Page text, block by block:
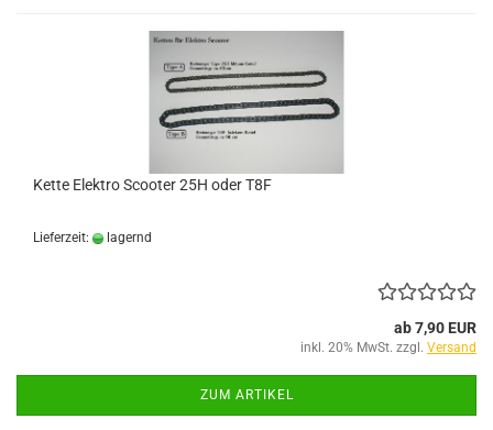
Kette Elektro Scooter 25H oder T8F
Lieferzeit: lagernd
ab 7,90 EUR
inkl. 20% MwSt. zzgl. Versand
ZUM ARTIKEL